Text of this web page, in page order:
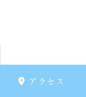
アクセス
は専門医を受診